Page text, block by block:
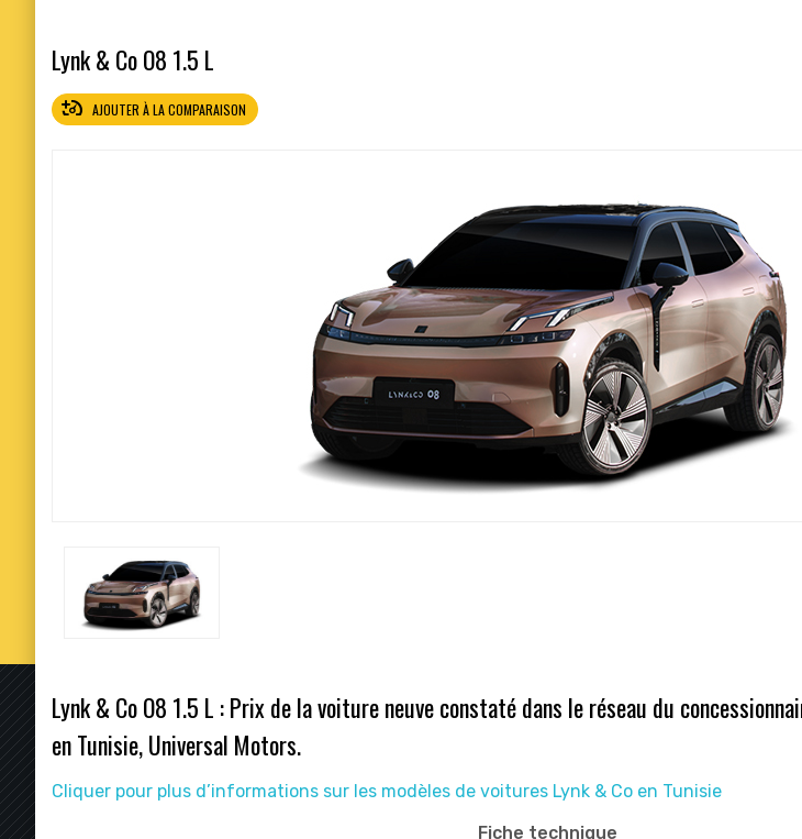
Lynk & Co O8 1.5 L
AJOUTER À LA COMPARAISON
Lynk & Co O8 1.5 L : Prix de la voiture neuve constaté dans le réseau du
en Tunisie, Universal Motors.
Cliquer pour plus d’informations sur les modèles de voitures Lynk & Co en Tunisie
Fiche technique